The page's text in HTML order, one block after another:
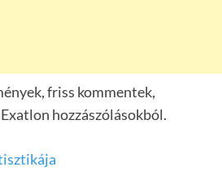
friss kommentek,
hozzászólásokból.